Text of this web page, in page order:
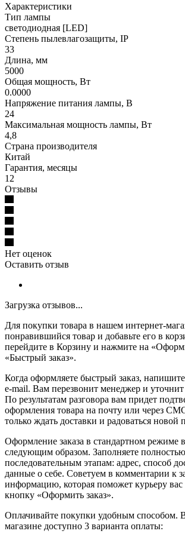
Характеристики
Тип лампы
светодиодная [LED]
Степень пылевлагозащиты, IP
33
Длина, мм
5000
Общая мощность, Вт
0.0000
Напряжение питания лампы, В
24
Максимальная мощность лампы, Вт
4,8
Страна производителя
Китай
Гарантия, месяцы
12
Отзывы
Нет оценок
Оставить отзыв
Загрузка отзывов...
Для покупки товара в нашем интернет-
понравившийся товар и добавьте его в
перейдите в Корзину и нажмите на
«Быстрый заказ».
Когда оформляете быстрый заказ,
e-mail. Вам перезвонит менеджер и уточнит
По результатам разговора вам придет
оформления товара на почту или через
только ждать доставки и радоваться новой
Оформление заказа в стандартном режиме
следующим образом. Заполняете
последовательным этапам: адрес, способ
данные о себе. Советуем в комментарии к
информацию, которая поможет курьеру
кнопку «Оформить заказ».
Оплачивайте покупки удобным способом.
магазине доступно 3 варианта оплаты: